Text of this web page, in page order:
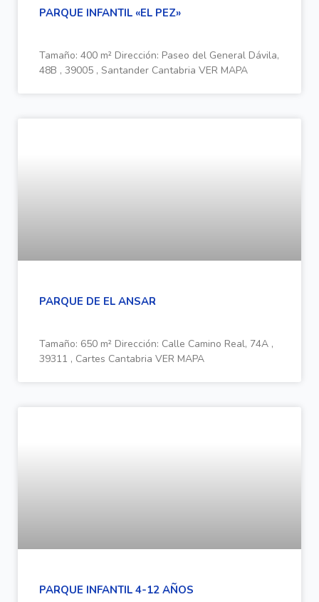
PARQUE INFANTIL «EL PEZ»
Tamaño: 400 m² Dirección: Paseo del General Dávila,
48B , 39005 , Santander Cantabria VER MAPA
PARQUE DE EL ANSAR
Tamaño: 650 m² Dirección: Calle Camino Real, 74A ,
39311 , Cartes Cantabria VER MAPA
PARQUE INFANTIL 4-12 AÑOS